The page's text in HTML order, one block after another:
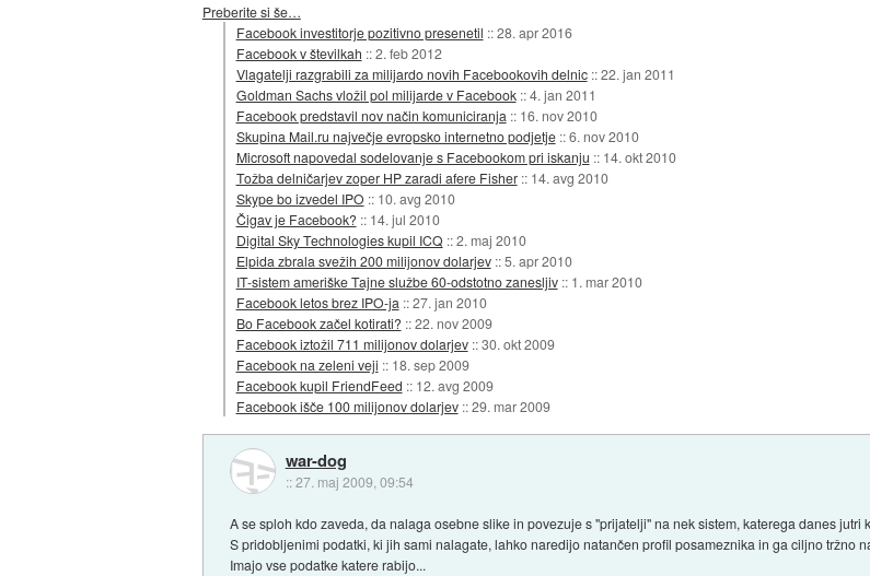
Preberite si še…
Facebook investitorje pozitivno presenetil ::28. apr 2016
Facebook v številkah ::2. feb 2012
Vlagatelji razgrabili za milijardo novih Facebookovih delnic ::22. jan 2011
Goldman Sachs vložil pol milijarde v Facebook ::4. jan 2011
Facebook predstavil nov način komuniciranja :: 16. nov 2010
Skupina Mail.ru največje evropsko internetno podjetje ::6. nov 2010
Microsoft napovedal sodelovanje s Facebookom pri iskanju :: 14. okt 2010
Tožba delničarjev zoper HP zaradi afere Fisher :: 14. avg 2010
Skype bo izvedel IPO :: 10. avg 2010
Čigav je Facebook? :: 14. jul 2010
Digital Sky Technologies kupil ICQ ::2. maj 2010
Elpida zbrala svežih 200 milijonov dolarjev ::5. apr 2010
IT-sistem ameriške Tajne službe 60-odstotno zanesljiv :: 1. mar 2010
Facebook letos brez IPO-ja ::27. jan 2010
Bo Facebook začel kotirati? ::22. nov 2009
Facebook iztožil 711 milijonov dolarjev ::30. okt 2009
Facebook na zeleni veji :: 18. sep 2009
Facebook kupil FriendFeed :: 12. avg 2009
Facebook išče 100 milijonov dolarjev ::29. mar 2009
war-dog
::27. maj 2009, 09:54
A se sploh kdo zaveda, da nalaga osebne slike in povezuje s "prijatelji" na nek sistem, katerega danes jutri
S pridobljenimi podatki, ki jih sami nalagate, lahko naredijo natančen profil posameznika in ga ciljno tržno
Imajo vse podatke katere rabijo...